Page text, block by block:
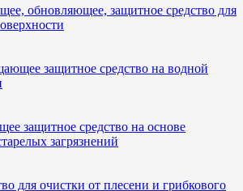
обновляющее, защитное средство для
защитное средство на водной
защитное средство на основе
загрязнений
для очистки от плесени и грибкового